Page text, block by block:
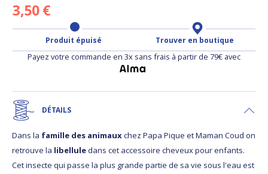
3,50 €
Produit épuisé Trouver en boutique
Payez votre commande en 3x sans frais à partir de 79€ avec
DÉTAILS
Dans la famille des animauxchez Papa Pique et Maman Coud on
retrouve la libelluledans cet accessoire cheveux pour enfants.
Cet insecte qui passe la plus grande partie de sa vie sous l'eau est